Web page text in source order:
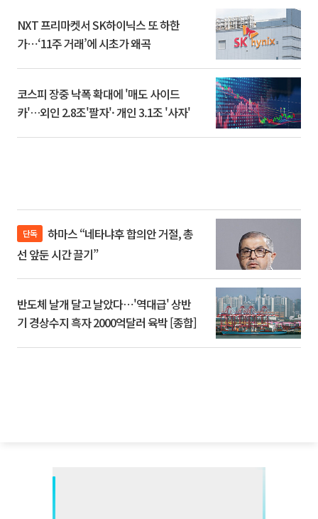
NXT 프리마켓서 SK하이닉스 또 하한
가⋯‘11주 거래’에 시초가 왜곡
코스피 장중 낙폭 확대에 '매도 사이드
카'…외인 2.8조'팔자'· 개인 3.1조 '사자'
단독
선 앞둔 시간 끌기”
반도체 날개 달고 날았다⋯'역대급' 상반
기 경상수지 흑자 2000억달러 육박 [종합]